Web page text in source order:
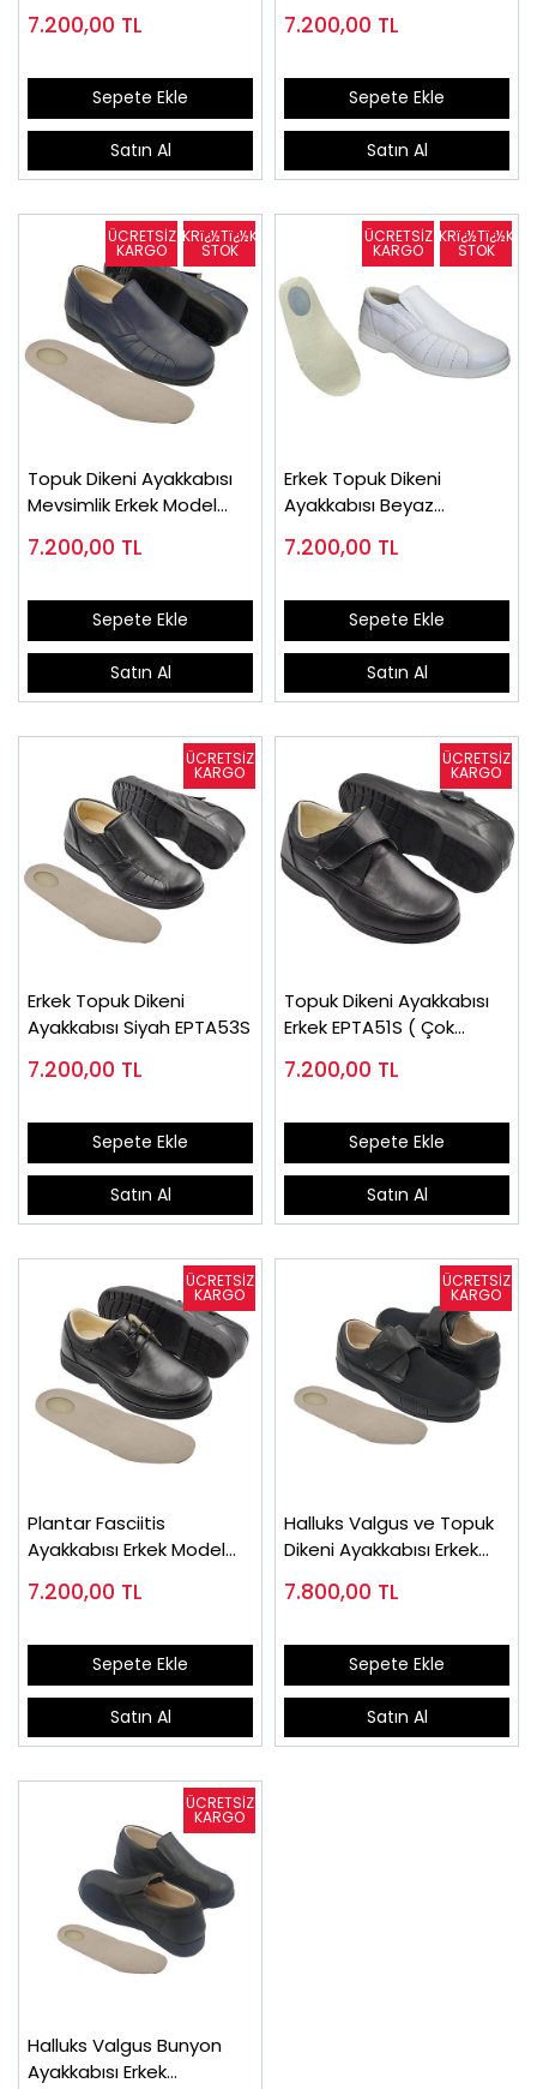
7.200,00 TL
Sepete Ekle
Satın Al
7.200,00 TL
Sepete Ekle
Satın Al
Topuk Dikeni Ayakkabısı
Mevsimlik Erkek Model
7.200,00 TL
Sepete Ekle
Satın Al
Erkek Topuk Dikeni
Ayakkabısı Beyaz
7.200,00 TL
Sepete Ekle
Satın Al
Erkek Topuk Dikeni
Ayakkabısı Siyah EPTA53S
7.200,00 TL
Sepete Ekle
Satın Al
Topuk Dikeni Ayakkabısı
Erkek EPTA51S ( Çok
7.200,00 TL
Sepete Ekle
Satın Al
Plantar Fasciitis
Ayakkabısı Erkek Model
7.200,00 TL
Sepete Ekle
Satın Al
Halluks Valgus ve Topuk
Dikeni Ayakkabısı Erkek
7.800,00 TL
Sepete Ekle
Satın Al
Halluks Valgus Bunyon
Ayakkabısı Erkek